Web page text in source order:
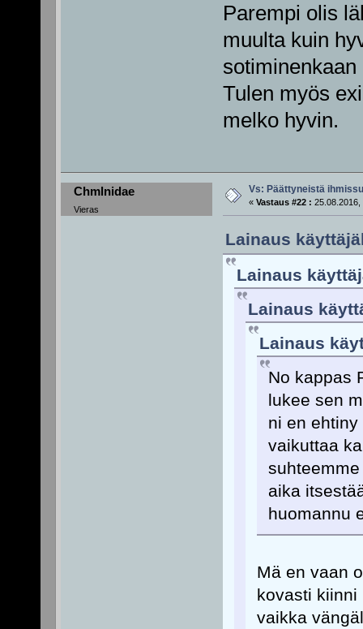
Parempi olis
muulta kuin
Tulen myös
melko hyvin.
Chmlnidae
Vieras
Vs: Päättyneistä
« Vastaus #22 : 25.08.2016,
Lainaus
Lainaus
Lainaus
Lainaus
No kappas
lukee sen
ni en
vaikuttaa
aika
huomannu
Mä en vaan
kovasti kiinni
vaikka